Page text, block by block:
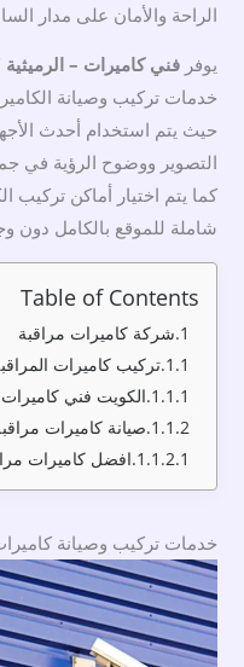
الراحة والأمان على مدار
يوفرفني كاميرات – الرميثية 96077807 – صيانة كاميرات
خدمات تركيب وصيانة
حيث يتم استخدام أحدث
التصوير ووضوح الرؤية في
كما يتم اختيار أماكن تركيب
شاملة للموقع بالكامل دون
Table of Contents
شركة كاميرات مراقبة
تركيب كاميرات
الكويت فني
صيانة كاميرات
افضل كاميرات
خدمات تركيب وصيانة كاميرات